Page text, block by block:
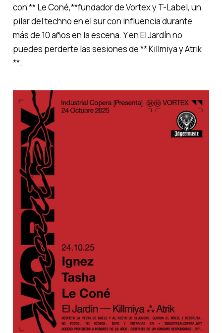
con ** Le Coné,**fundador de Vortex y T-Label, un
pilar del techno en el sur con influencia durante
más de 10 años en la escena. Y en El Jardín no
puedes perderte las sesiones de ** Killmiya y Atrik
**.